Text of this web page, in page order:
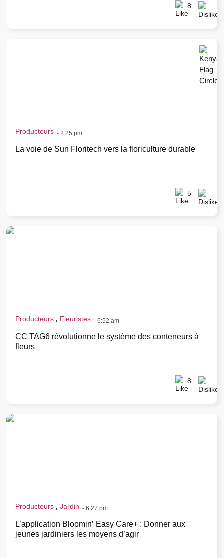
8
Producteurs - 2:25 pm
La voie de Sun Floritech vers la floriculture durable
5
Producteurs , Fleuristes - 6:52 am
CC TAG6 révolutionne le système des conteneurs à
fleurs
8
Producteurs , Jardin - 6:27 pm
L’application Bloomin’ Easy Care+ : Donner aux
jeunes jardiniers les moyens d’agir